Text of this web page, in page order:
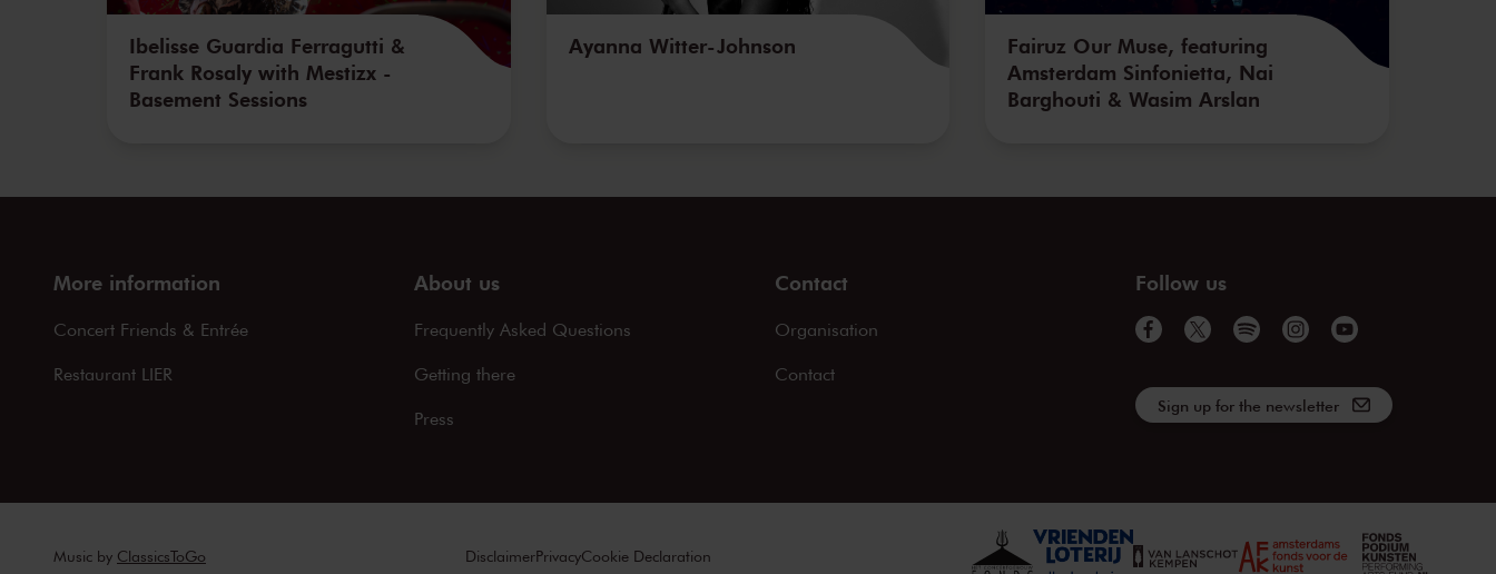
Ibelisse Guardia Ferragutti &
Frank Rosaly with Mestizx -
Basement Sessions
Ayanna Witter-Johnson
Fairuz Our Muse, featuring
Amsterdam Sinfonietta, Nai
Barghouti & Wasim Arslan
More information
Concert Friends & Entrée
Restaurant LIER
About us
Frequently Asked Questions
Getting there
Press
Contact
Organisation
Contact
Follow us
Sign up for the newsletter
Music by ClassicsToGo DisclaimerPrivacyCookie Declaration